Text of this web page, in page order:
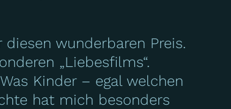
wunderbaren Preis.
„Liebesfilms“.
Kinder – egal welchen
hat mich besonders